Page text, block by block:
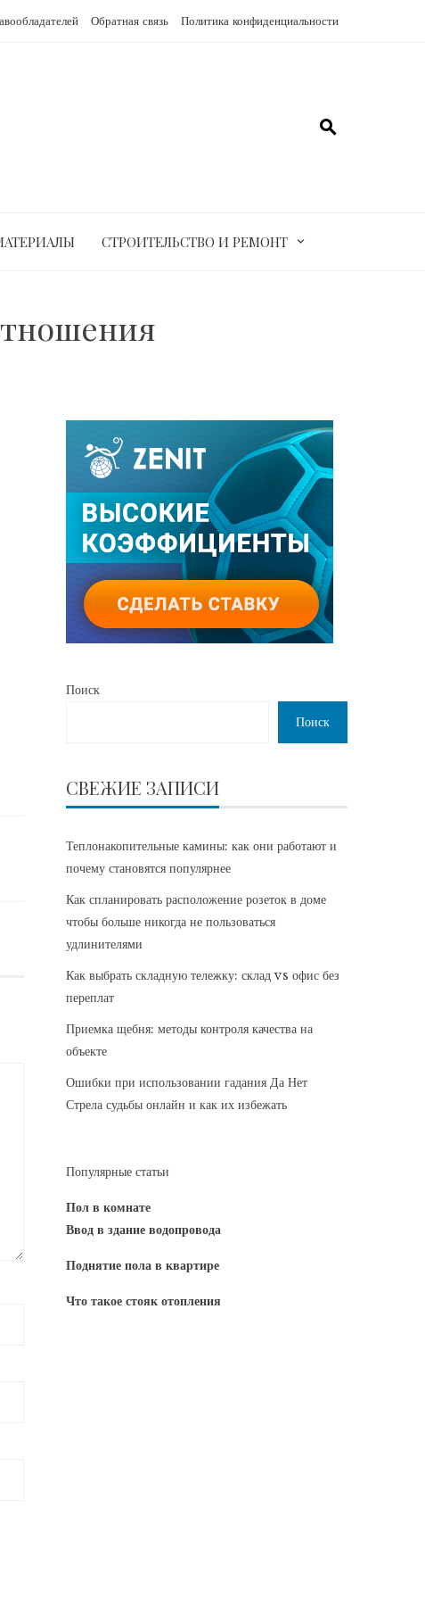
Обратная связь Политика конфиденциальности
СТРОИТЕЛЬСТВО И РЕМОНТ
Поиск
Поиск
СВЕЖИЕ ЗАПИСИ
Теплонакопительные камины: как они работают и
почему становятся популярнее
Как спланировать расположение розеток в доме
чтобы больше никогда не пользоваться
удлинителями
Как выбрать складную тележку: склад vs офис без
переплат
Приемка щебня: методы контроля качества на
объекте
Ошибки при использовании гадания Да Нет
Стрела судьбы онлайн и как их избежать
Популярные статьи
Пол в комнате
Ввод в здание водопровода
Поднятие пола в квартире
Что такое стояк отопления